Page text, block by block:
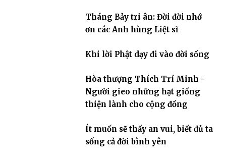
Tháng Bảy tri ân: Đời đời nhớ
ơn các Anh hùng Liệt sĩ
Khi lời Phật dạy đi vào đời sống
Hòa thượng Thích Trí Minh -
Người gieo những hạt giống
thiện lành cho cộng đồng
Ít muốn sẽ thấy an vui, biết đủ ta
sống cả đời bình yên